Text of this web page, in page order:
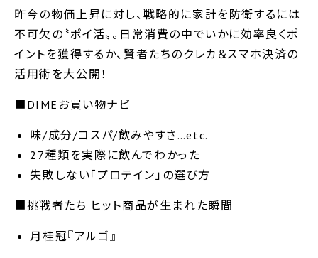
昨今の物価上昇に対し、戦略的に家計を防衛するには
不可欠の〝ポイ活〟。日常消費の中でいかに効率良くポ
イントを獲得するか、賢者たちのクレカ＆スマホ決済の
活用術を大公開！
■DIMEお買い物ナビ
味/成分/コスパ/飲みやすさ…etc.
27種類を実際に飲んでわかった
失敗しない「プロテイン」の選び方
■挑戦者たち ヒット商品が生まれた瞬間
月桂冠『アルゴ』